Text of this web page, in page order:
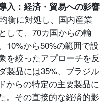
入：経済・貿易への影響
衡に対処し、国内産業
して、70カ国からの輸
10%から50%の範囲で設
を絞ったアプローチを反
製品には35%、ブラジル
からの特定の主要製品に
。その直接的な経済的影